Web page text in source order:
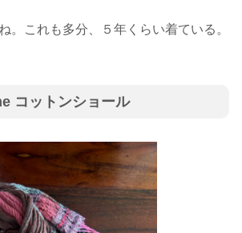
。これも多分、５年くらい着ている。
コットンショール